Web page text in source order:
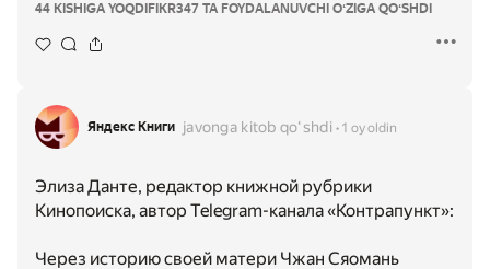
44 KISHIGA YOQDI FIKR347 TA FOYDALANUVCHI OʻZIGA QOʻSHDI
Яндекс Книги javonga kitob qoʻshdi 1 oy oldin
Элиза Данте, редактор книжной рубрики
Кинопоиска, автор Telegram-канала «Контрапункт»:
Через историю своей матери Чжан Сяомань